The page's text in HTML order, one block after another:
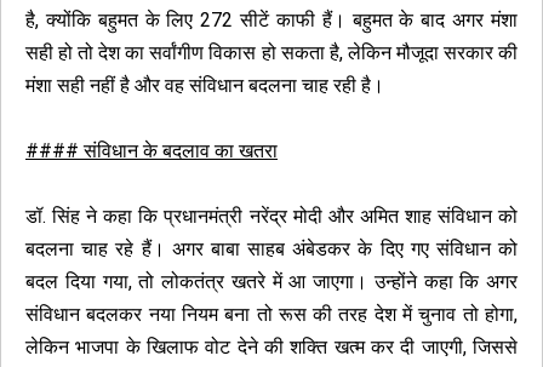
है, क्योंकि बहुमत के लिए 272 सीटें काफी हैं। बहुमत के बाद अगर मंशा
सही हो तो देश का सर्वांगीण विकास हो सकता है, लेकिन मौजूदा सरकार की
मंशा सही नहीं है और वह संविधान बदलना चाह रही है।
#### संविधान के बदलाव का खतरा
डॉ. सिंह ने कहा कि प्रधानमंत्री नरेंद्र मोदी और अमित शाह संविधान को
बदलना चाह रहे हैं। अगर बाबा साहब अंबेडकर के दिए गए संविधान को
बदल दिया गया, तो लोकतंत्र खतरे में आ जाएगा। उन्होंने कहा कि अगर
संविधान बदलकर नया नियम बना तो रूस की तरह देश में चुनाव तो होगा,
लेकिन भाजपा के खिलाफ वोट देने की शक्ति खत्म कर दी जाएगी, जिससे